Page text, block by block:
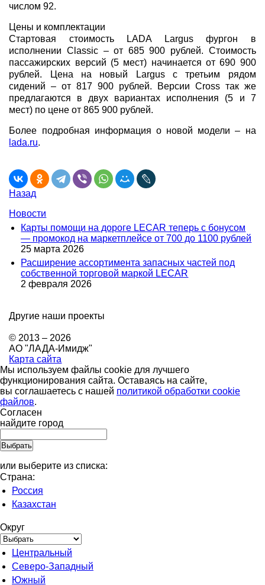
числом 92.
Цены и комплектации
Стартовая стоимость LADA Largus фургон в
исполнении Classic – от 685 900 рублей. Стоимость
пассажирских версий (5 мест) начинается от 690 900
рублей. Цена на новый Largus с третьим рядом
сидений – от 817 900 рублей. Версии Cross так же
предлагаются в двух вариантах исполнения (5 и 7
мест) по цене от 865 900 рублей.
Более подробная информация о новой модели – на
lada.ru.
Назад
Новости
Карты помощи на дороге LECAR теперь с бонусом
— промокод на маркетплейсе от 700 до 1100 рублей
25 марта 2026
Расширение ассортимента запасных частей под
собственной торговой маркой LECAR
2 февраля 2026
Другие наши проекты
© 2013 – 2026
АО "ЛАДА-Имидж"
Карта сайта
Мы используем файлы cookie для лучшего
функционирования сайта. Оставаясь на сайте,
вы соглашаетесь с нашей политикой обработки cookie
файлов.
Согласен
найдите город
или выберите из списка:
Страна:
Россия
Казахстан
Округ
Центральный
Северо-Западный
Южный